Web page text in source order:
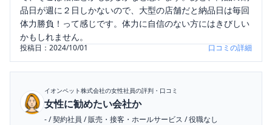
品日が週に２日しかないので、大型の店舗だと納品日は毎回
体力勝負！って感じです。体力に自信のない方にはきびしい
かもしれません。
投稿日：2024/10/01 口コミの詳細
イオンペット株式会社の女性社員の評判・口コミ
女性に勧めたい会社か
-/契約社員 /販売・接客・ホールサービス /役職なし